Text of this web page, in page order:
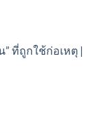
” ที่ถูกใช้ก่อเหตุ |